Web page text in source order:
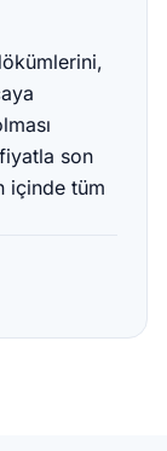
son
içinde tüm